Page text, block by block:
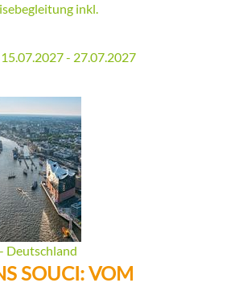
inkl.
15.07.2027 - 27.07.2027
Deutschland
SOUCI: VOM